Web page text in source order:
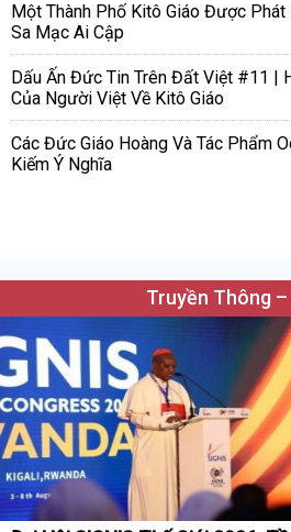
Một Thành Phố Kitô Giáo Được
Sa Mạc Ai Cập
Dấu Ấn Đức Tin Trên Đất Việt #11 |
Của Người Việt Về Kitô Giáo
Các Đức Giáo Hoàng Và Tác Phẩm
Kiếm Ý Nghĩa
Truyền Thông –